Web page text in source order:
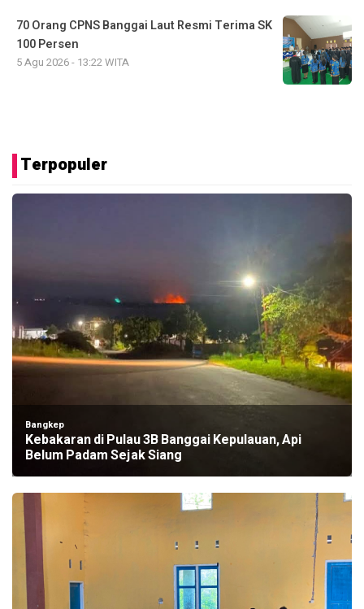
70 Orang CPNS Banggai Laut Resmi Terima SK
100 Persen
5 Agu 2026 - 13:22 WITA
Terpopuler
Bangkep
Kebakaran di Pulau 3B Banggai Kepulauan, Api
Belum Padam Sejak Siang